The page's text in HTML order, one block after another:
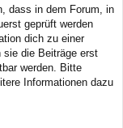
dass in dem Forum, in
geprüft werden
dich zu einer
sie die Beiträge erst
werden. Bitte
Informationen dazu